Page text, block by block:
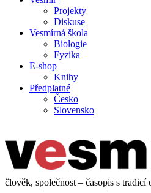
Projekty
Diskuse
Vesmírná škola
Biologie
Fyzika
E-shop
Knihy
Předplatné
Česko
Slovensko
člověk, společnost – časopis s tradicí